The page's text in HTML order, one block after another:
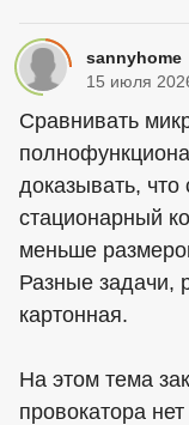
sannyhome
15 июля
Сравнивать
доказывать,
стационарный
меньше
Разные задачи,
картонная.
На этом тема
провокатора